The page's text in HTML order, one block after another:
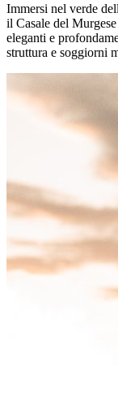
Immersi nel verde
il Casale del
eleganti e
struttura e soggiorni